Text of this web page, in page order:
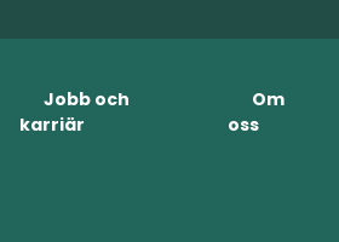
Jobb och
karriär
Om
oss